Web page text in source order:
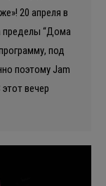
20 апреля в
пределы “Дома
под
поэтому Jam
вечер